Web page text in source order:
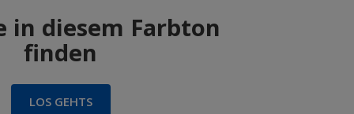
in diesem Farbton
finden
LOS GEHTS